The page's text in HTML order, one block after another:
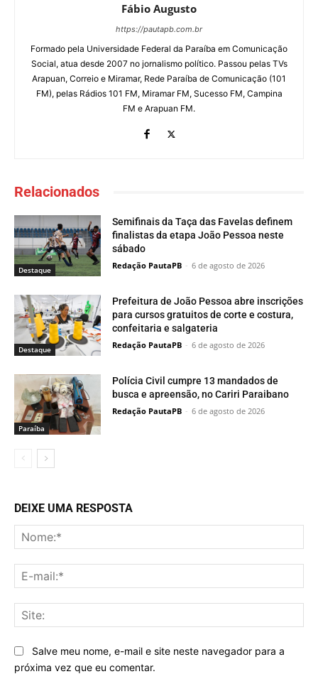
Fábio Augusto
https://pautapb.com.br
Formado pela Universidade Federal da Paraíba em Comunicação
Social, atua desde 2007 no jornalismo político. Passou pelas TVs
Arapuan, Correio e Miramar, Rede Paraíba de Comunicação (101
FM), pelas Rádios 101 FM, Miramar FM, Sucesso FM, Campina
FM e Arapuan FM.
Relacionados
Destaque
Semifinais da Taça das Favelas definem
finalistas da etapa João Pessoa neste
sábado
Redação PautaPB - 6 de agosto de 2026
Destaque
Prefeitura de João Pessoa abre inscrições
para cursos gratuitos de corte e costura,
confeitaria e salgateria
Redação PautaPB - 6 de agosto de 2026
Paraí­ba
Polícia Civil cumpre 13 mandados de
busca e apreensão, no Cariri Paraibano
Redação PautaPB - 6 de agosto de 2026
DEIXE UMA RESPOSTA
Salve meu nome, e-mail e site neste navegador para a
próxima vez que eu comentar.